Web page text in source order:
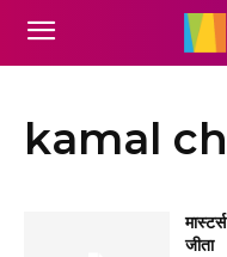
kamal
जीता